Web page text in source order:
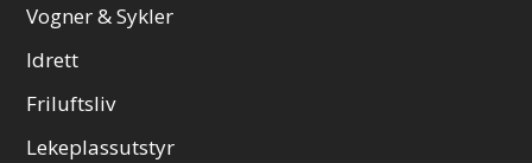
Vogner & Sykler
Idrett
Friluftsliv
Lekeplassutstyr